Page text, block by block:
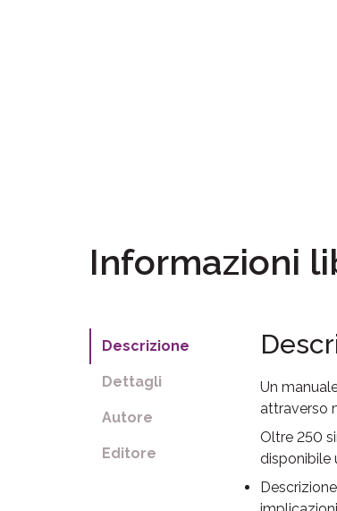
Informazioni
Descrizione
Dettagli
Autore
Editore
Un
attraverso
Oltre 250
disponibile